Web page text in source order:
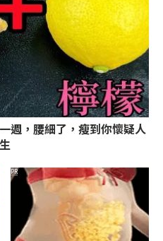
週，腰細了，瘦到你懷疑人
生
PR